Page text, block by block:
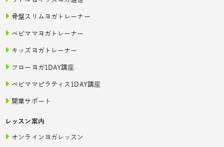
骨盤スリムヨガトレーナー
ベビママヨガトレーナー
キッズヨガトレーナー
フローヨガ1DAY講座
ベビママピラティス1DAY講座
開業サポート
レッスン案内
オンラインヨガレッスン